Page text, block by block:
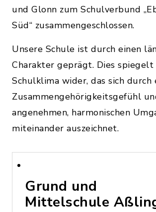
und Glonn zum Schulverbund
Süd“ zusammengeschlossen.
Unsere Schule ist durch einen
Charakter geprägt. Dies spiegelt
Schulklima wider, das sich durch
Zusammengehörigkeitsgefühl
angenehmen, harmonischen
miteinander auszeichnet.
Grund und
Mittelschule